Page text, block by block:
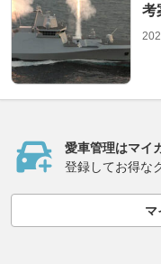
考
愛車管理はマイ
登録してお得な
マ